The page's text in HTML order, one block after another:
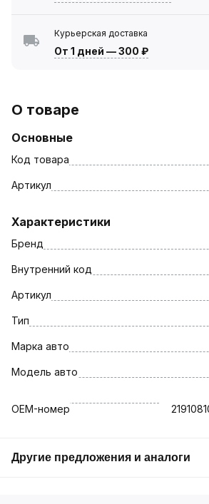
Курьерская доставка
От 1 дней —300 ₽
О товаре
Основные
Код товара
Артикул
Характеристики
Бренд
Внутренний код
Артикул
Тип
Марка авто
Модель авто
OEM-номер
Другие предложения и аналоги